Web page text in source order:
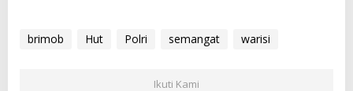
brimob Hut Polri semangat warisi
Ikuti Kami